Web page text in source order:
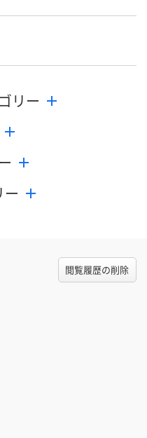
カゴへ
リー
ー
閲覧履歴の削除